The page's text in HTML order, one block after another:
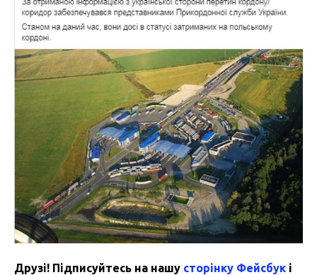
Друзі! Підписуйтесь на нашу сторінку Фейсбук і